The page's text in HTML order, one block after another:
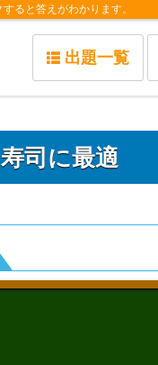
ると答えがわかります。
出題一覧
司に最適